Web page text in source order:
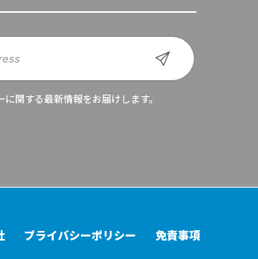
関する最新情報をお届けします。
プライバシーポリシー 免責事項